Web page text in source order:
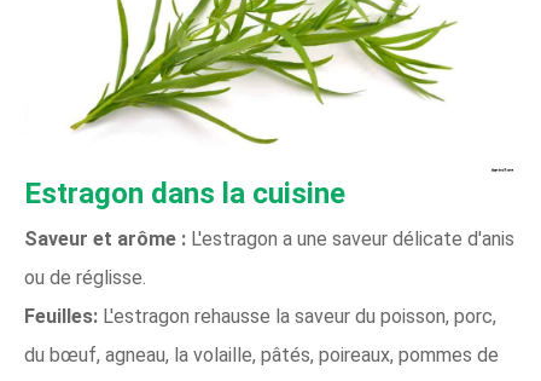
Estragon dans la cuisine
Saveur et arôme : L'estragon a une saveur délicate d'anis
ou de réglisse.
Feuilles: L'estragon rehausse la saveur du poisson, porc,
du bœuf, agneau, la volaille, pâtés, poireaux, pommes de